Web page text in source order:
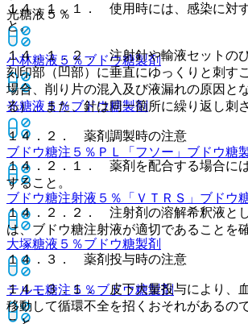
光糖液５％
小林糖液５％ブドウ糖製剤
光糖液５％ブドウ糖製剤
ブドウ糖注５％ＰＬ「フソー」 ブドウ糖
ブドウ糖注射液５％「ＶＴＲＳ」 ブドウ
大塚糖液５％ブドウ糖製剤
テルモ糖注５％ブドウ糖製剤
１４．１．１． 使用時には、感染に対
と。
１４．１．２． 注射針や輸液セットの
刻印部（凹部）に垂直にゆっくりと刺す
場合、削り片の混入及び液漏れの原因と
る）、また、針は同一箇所に繰り返し刺
１４．２． 薬剤調製時の注意
１４．２．１． 薬剤を配合する場合に
すること。
１４．２．２． 注射剤の溶解希釈液と
は、ブドウ糖注射液が適切であることを
１４．３． 薬剤投与時の注意
１４．３．１． 皮下大量投与により、
移動して循環不全を招くおそれがあるの